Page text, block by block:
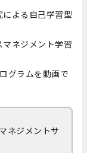
よる自己学習型
ネジメント学習
グラムを動画で
ネジメントサ